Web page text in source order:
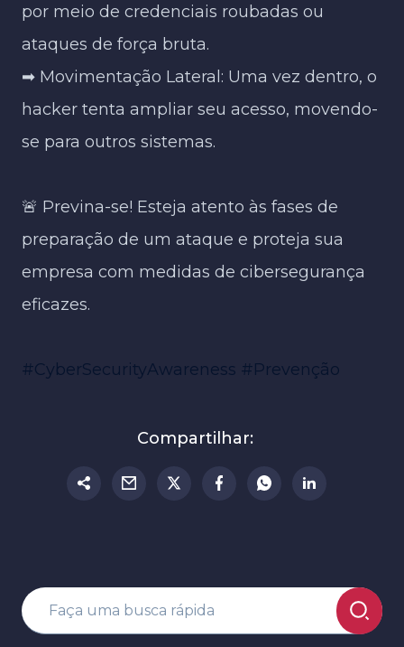
por meio de credenciais roubadas ou
ataques de força bruta.​
➡ Movimentação Lateral: Uma vez dentro, o
hacker tenta ampliar seu acesso, movendo-
se para outros sistemas.​
🚨 Previna-se! Esteja atento às fases de
preparação de um ataque e proteja sua
empresa com medidas de cibersegurança
eficazes.
#CyberSecurityAwareness #Prevenção
Compartilhar: